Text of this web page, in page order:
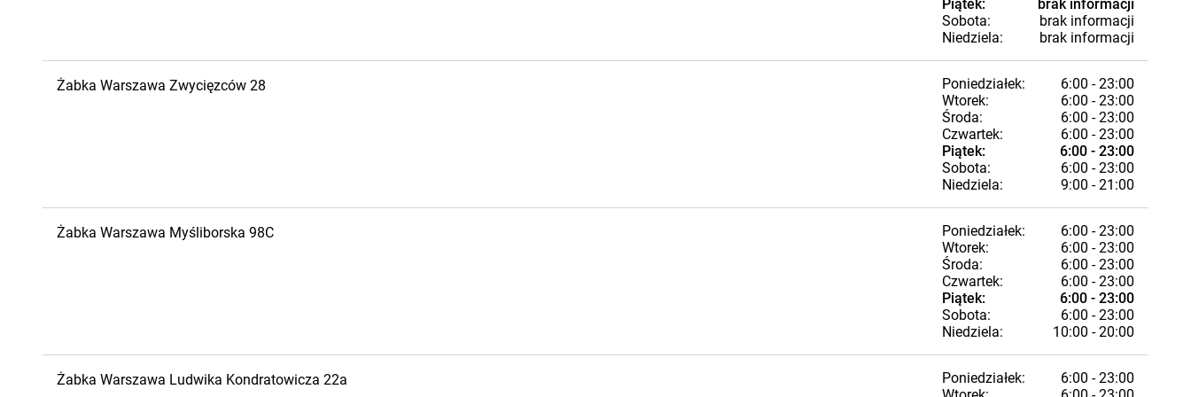
Piątek:
brak informacji
Sobota:
brak informacji
Niedziela:
brak informacji
Żabka Warszawa Zwycięzców 28 Poniedziałek:
6:00 - 23:00
Wtorek:
6:00 - 23:00
Środa:
6:00 - 23:00
Czwartek:
6:00 - 23:00
Piątek:
6:00 - 23:00
Sobota:
6:00 - 23:00
Niedziela:
9:00 - 21:00
Żabka Warszawa Myśliborska 98C Poniedziałek:
6:00 - 23:00
Wtorek:
6:00 - 23:00
Środa:
6:00 - 23:00
Czwartek:
6:00 - 23:00
Piątek:
6:00 - 23:00
Sobota:
6:00 - 23:00
Niedziela:
10:00 - 20:00
Żabka Warszawa Ludwika Kondratowicza 22a Poniedziałek:
6:00 - 23:00